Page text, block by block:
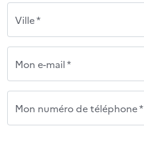
Ville *
Mon e-mail *
Mon numéro de téléphone *